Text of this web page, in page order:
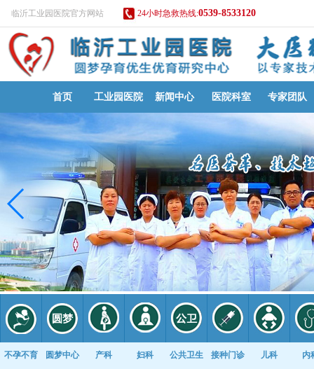
临沂工业园医院官方网站 24小时急救热线:0539-8533120
首页 工业园医院 新闻中心 医院科室 专家团队
不孕不育 圆梦中心 产科 妇科 公共卫生 接种门诊 儿科 内